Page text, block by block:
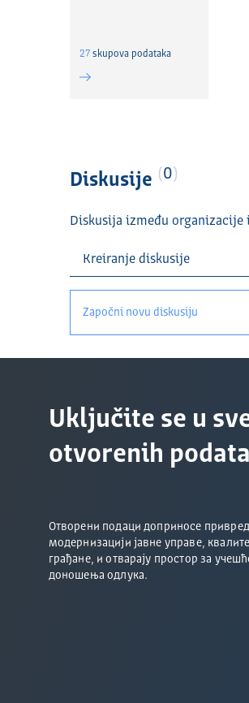
27 skupova podataka
Diskusije 0
Diskusija između organizacije
Započni novu diskusiju
Uključite se u
otvorenih
Отворени подаци доприносе
модернизацији јавне управе,
грађане, и отварају простор за
доношења одлука.